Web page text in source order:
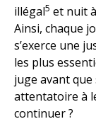
illégal5 et nuit
Ainsi, chaque
s’exerce une
les plus
juge avant
attentatoire à
continuer ?